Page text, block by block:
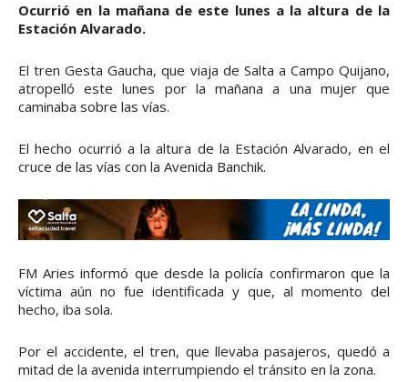
Ocurrió en la mañana de este lunes a la altura de la
Estación Alvarado.
El tren Gesta Gaucha, que viaja de Salta a Campo Quijano,
atropelló este lunes por la mañana a una mujer que
caminaba sobre las vías.
El hecho ocurrió a la altura de la Estación Alvarado, en el
cruce de las vías con la Avenida Banchik.
FM Aries informó que desde la policía confirmaron que la
víctima aún no fue identificada y que, al momento del
hecho, iba sola.
Por el accidente, el tren, que llevaba pasajeros, quedó a
mitad de la avenida interrumpiendo el tránsito en la zona.